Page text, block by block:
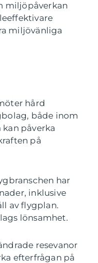
miljöpåverkan
miljövänliga
hård
både inom
påverka
på
har
inklusive
av flygplan.
lönsamhet.
resevanor
efterfrågan på